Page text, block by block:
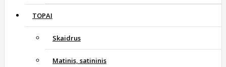
TOPAI
Skaidrus
Matinis, satininis